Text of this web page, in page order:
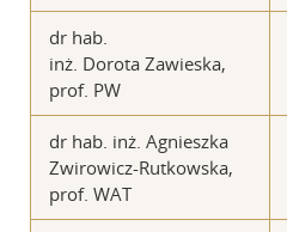
dr hab.
inż. Dorota Zawieska,
prof. PW
dr hab. inż. Agnieszka
Zwirowicz-Rutkowska,
prof. WAT